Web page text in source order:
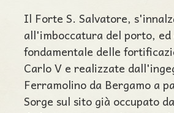
Il Forte S. Salvatore,
all'imboccatura del porto,
fondamentale delle
Carlo V e realizzate
Ferramolino da Bergamo a
Sorge sul sito già occupato